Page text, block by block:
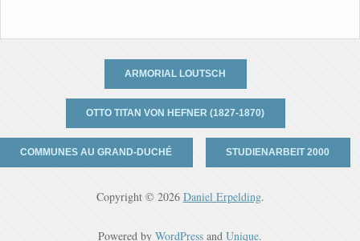
ARMORIAL LOUTSCH
OTTO TITAN VON HEFNER (1827-1870)
COMMUNES AU GRAND-DUCHÉ STUDIENARBEIT 2000
Copyright © 2026 Daniel Erpelding.
Powered by WordPress and Unique.